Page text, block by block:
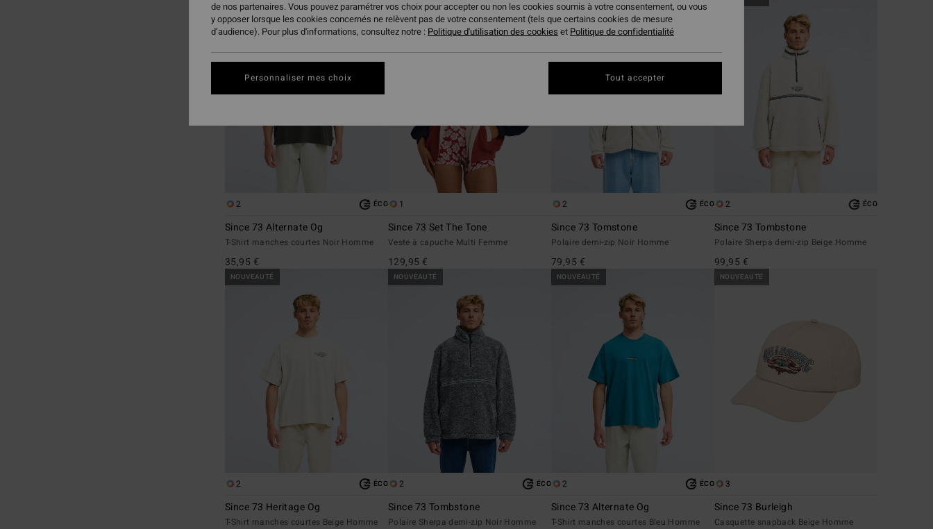
aux
critères
filtrage
recherche
a
trier
2 ÉCO
Since 73 Alternate Og
T-Shirt manches courtes Noir Homme
35,95 €
1
Since 73 Set The Tone
Veste à capuche Multi Femme
129,95 €
2 ÉCO
Since 73 Tomstone
Polaire demi-zip Noir Homme
79,95 €
2 ÉCO
Since 73 Tombstone
Polaire Sherpa demi-zip Beige Homme
99,95 €
NOUVEAUTÉ
2 ÉCO
Since 73 Heritage Og
T-Shirt manches courtes Beige Homme
NOUVEAUTÉ
2 ÉCO
Since 73 Tombstone
Polaire Sherpa demi-zip Noir Homme
NOUVEAUTÉ
2 ÉCO
Since 73 Alternate Og
T-Shirt manches courtes Bleu Homme
NOUVEAUTÉ
3
Since 73 Burleigh
Casquette snapback Beige Homme
de nos partenaires. Vous pouvez paramétrer vos choix pour accepter ou non les cookies soumis à votre consentement, ou vous
y opposer lorsque les cookies concernés ne relèvent pas de votre consentement (tels que certains cookies de mesure
d’audience). Pour plus d'informations, consultez notre : Politique d'utilisation des cookies et Politique de confidentialité
Personnaliser mes choix Tout accepter